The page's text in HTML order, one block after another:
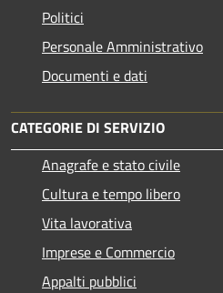
Politici
Personale Amministrativo
Documenti e dati
CATEGORIE DI SERVIZIO
Anagrafe e stato civile
Cultura e tempo libero
Vita lavorativa
Imprese e Commercio
Appalti pubblici